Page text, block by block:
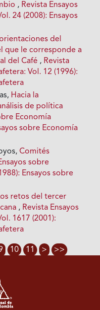
, Revista Ensayos
24 (2008): Ensayos
del
que le corresponde a
del Café , Revista
Vol. 12 (1996):
Hacia la
de política
Economía
sobre Economía
Comités
sobre
Ensayos sobre
retos del tercer
, Revista Ensayos
1617 (2001):
10 11 > >>